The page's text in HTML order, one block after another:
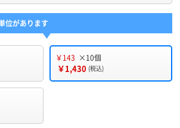
位があります
￥143 ×10個
￥1,430 (税込)